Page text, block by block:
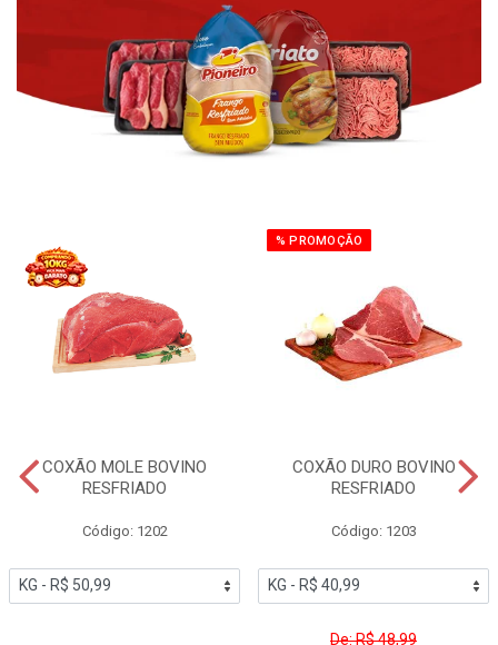
COXÃO MOLE BOVINO
RESFRIADO
Código: 1202
% PROMOÇÃO
COXÃO DURO BOVINO
RESFRIADO
Código: 1203
De: R$ 48,99